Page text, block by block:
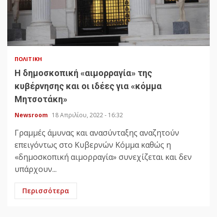
ΠΟΛΙΤΙΚΉ
Η δημοσκοπική «αιμορραγία» της
κυβέρνησης και οι ιδέες για «κόμμα
Μητσοτάκη»
Newsroom 18 Απριλίου, 2022 - 16:32
Γραμμές άμυνας και ανασύνταξης αναζητούν
επειγόντως στο Κυβερνών Κόμμα καθώς η
«δημοσκοπική αιμορραγία» συνεχίζεται και δεν
υπάρχουν...
Περισσότερα